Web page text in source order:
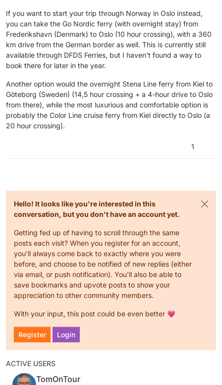
ferries. Do you have any routes/ferry
recommendations? Better to take a longer
ferry route or should we split and make a
detour? In total we have three weeks time.
If you want to start your trip through Norway in Oslo instead,
you can take the Go Nordic ferry (with overnight stay) from
Frederikshavn (Denmark) to Oslo (10 hour crossing), with a 360
km drive from the German border as well. This is currently still
available through DFDS Ferries, but I haven't found a way to
book there for later in the year.
Another option would the overnight Stena Line ferry from Kiel to
Göteborg (Sweden) (14,5 hour crossing + a 4-hour drive to Oslo
from there), while the most luxurious and comfortable option is
probably the Color Line cruise ferry from Kiel directly to Oslo (a
20 hour crossing).
1
Hello! It looks like you're interested in this
conversation, but you don't have an account yet.
Getting fed up of having to scroll through the same
posts each visit? When you register for an account,
you'll always come back to exactly where you were
before, and choose to be notified of new replies (either
via email, or push notification). You'll also be able to
save bookmarks and upvote posts to show your
appreciation to other community members.
With your input, this post could be even better 💗
Register Login
ACTIVE USERS
TomOnTour